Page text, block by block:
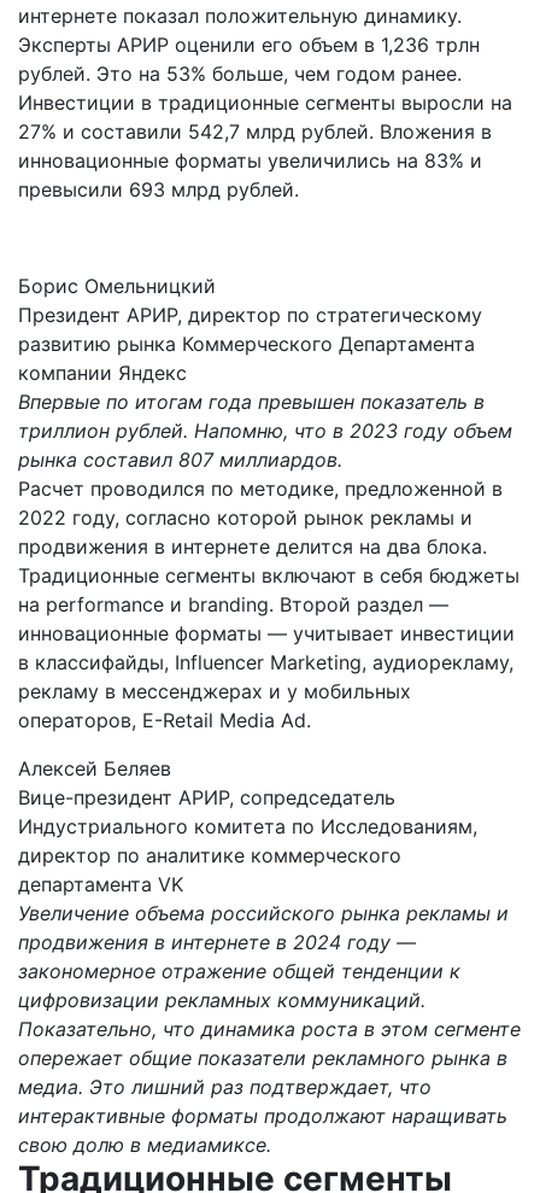
интернете показал положительную динамику.
Эксперты АРИР оценили его объем в 1,236 трлн
рублей. Это на 53% больше, чем годом ранее.
Инвестиции в традиционные сегменты выросли на
27% и составили 542,7 млрд рублей. Вложения в
инновационные форматы увеличились на 83% и
превысили 693 млрд рублей.
Борис Омельницкий
Президент АРИР, директор по стратегическому
развитию рынка Коммерческого Департамента
компании Яндекс
Впервые по итогам года превышен показатель в
триллион рублей. Напомню, что в 2023 году объем
рынка составил 807 миллиардов.
Расчет проводился по методике, предложенной в
2022 году, согласно которой рынок рекламы и
продвижения в интернете делится на два блока.
Традиционные сегменты включают в себя бюджеты
на performance и branding. Второй раздел —
инновационные форматы — учитывает инвестиции
в классифайды, Influencer Marketing, аудиорекламу,
рекламу в мессенджерах и у мобильных
операторов, E-Retail Media Ad.
Алексей Беляев
Вице-президент АРИР, сопредседатель
Индустриального комитета по Исследованиям,
директор по аналитике коммерческого
департамента VK
Увеличение объема российского рынка рекламы и
продвижения в интернете в 2024 году —
закономерное отражение общей тенденции к
цифровизации рекламных коммуникаций.
Показательно, что динамика роста в этом сегменте
опережает общие показатели рекламного рынка в
медиа. Это лишний раз подтверждает, что
интерактивные форматы продолжают наращивать
свою долю в медиамиксе.
Традиционные сегменты